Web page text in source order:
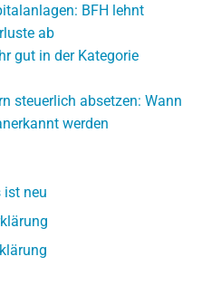
BFH lehnt
ab
gut in der Kategorie
steuerlich absetzen: Wann
werden
ist neu